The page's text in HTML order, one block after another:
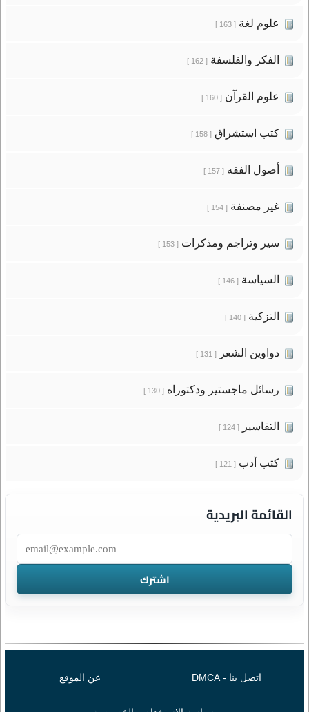
علوم لغة[ 163 ]
الفكر والفلسفة[ 162 ]
علوم القرآن[ 160 ]
كتب استشراق[ 158 ]
أصول الفقه[ 157 ]
غير مصنفة[ 154 ]
سير وتراجم ومذكرات[ 153 ]
السياسة[ 146 ]
التزكية[ 140 ]
دواوين الشعر[ 131 ]
رسائل ماجستير ودكتوراه[ 130 ]
التفاسير[ 124 ]
كتب أدب[ 121 ]
القائمة البريدية
اتصل بنا - DMCA عن الموقع